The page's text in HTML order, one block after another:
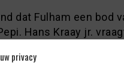
privacy
dat Fulham een bod
Hans Kraay jr.
League een
miljoen euro